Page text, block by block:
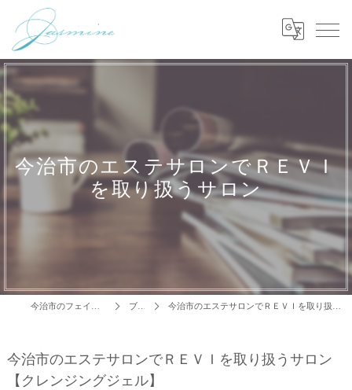
今治市のエステサロンでＲＥＶＩ
を取り扱うサロン
ブログ 今治市のエステサロンでＲＥＶＩを取り扱うサロン【クレンジングジェル】
今治市のエステサロンでＲＥＶＩを取り扱うサロン
【クレンジングジェル】